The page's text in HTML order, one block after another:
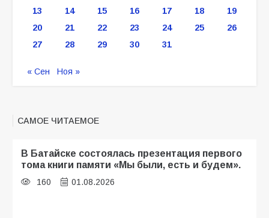
13
14 15 16 17 18
19
20
21 22 23 24 25
26
27
28 29 30 31
« Сен Ноя »
САМОЕ ЧИТАЕМОЕ
В Батайске состоялась презентация первого
тома книги памяти «Мы были, есть и будем».
160 01.08.2026